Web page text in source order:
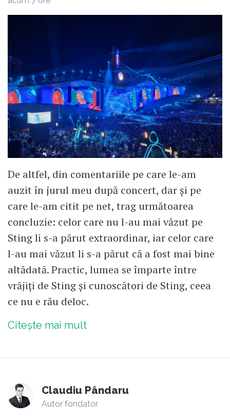
De altfel, din comentariile pe care le-am
auzit în jurul meu după concert, dar și pe
care le-am citit pe net, trag următoarea
concluzie: celor care nu l-au mai văzut pe
Sting li s-a părut extraordinar, iar celor care
l-au mai văzut li s-a părut că a fost mai bine
altădată. Practic, lumea se împarte între
vrăjiți de Sting și cunoscători de Sting, ceea
ce nu e rău deloc.
Citește mai mult
Claudiu Pândaru
Autor fondator